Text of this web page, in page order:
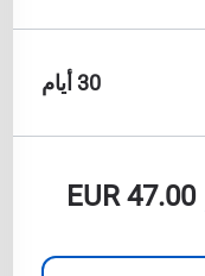
30 أيام
EUR47.00